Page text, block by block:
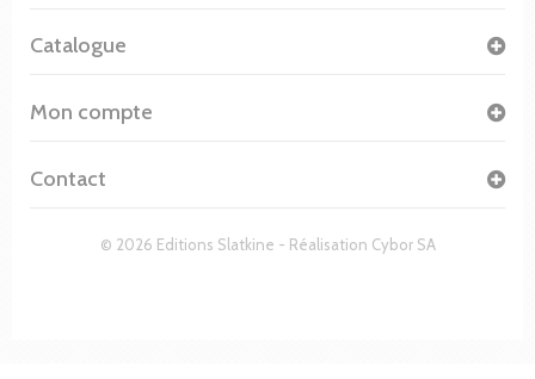
© 2026 Editions Slatkine - Réalisation Cybor SA
Catalogue
Mon compte
Contact